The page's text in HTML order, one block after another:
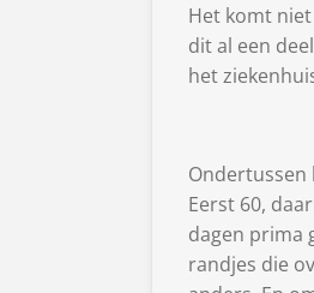
Het komt
dit al een
het
Ondertussen
Eerst 60,
dagen prima
randjes die